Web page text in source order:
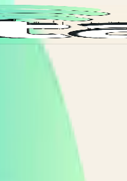
الدخول ابدأ مجانًا